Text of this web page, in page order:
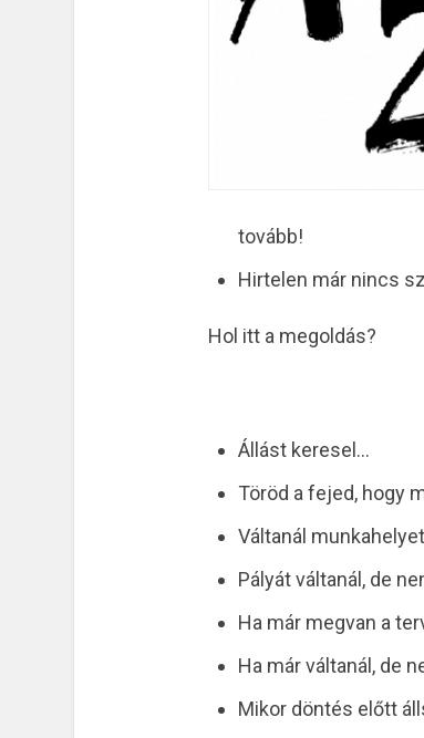
tovább!
Hirtelen már nincs
Hol itt a megoldás?
Állást keresel…
Töröd a fejed, hogy
Váltanál
Pályát váltanál, de
Ha már megvan a
Ha már váltanál, de
Mikor döntés előtt